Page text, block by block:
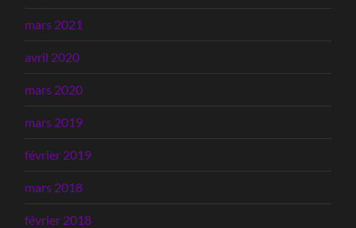
mars 2021
avril 2020
mars 2020
mars 2019
février 2019
mars 2018
février 2018